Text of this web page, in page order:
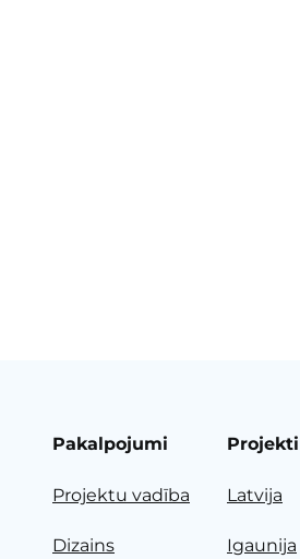
Pakalpojumi
Projektu vadība
Dizains
Projekti
Latvija
Igaunija